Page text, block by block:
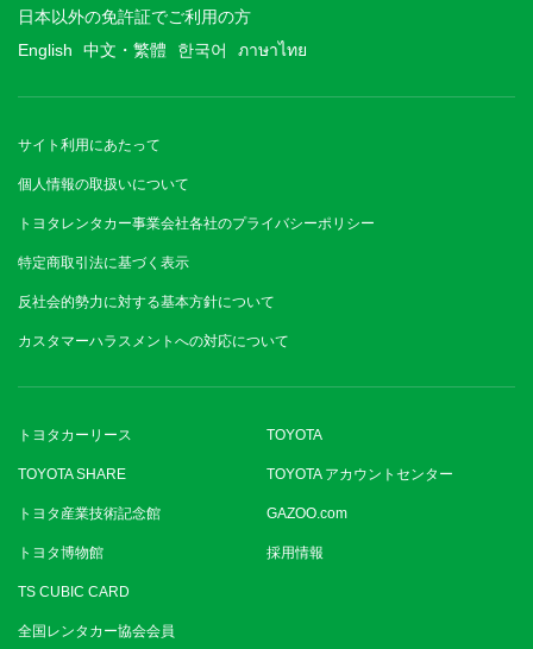
日本以外の免許証でご利用の方
English
中文・繁體 한국어 ภาษาไทย
サイト利用にあたって
個人情報の取扱いについて
トヨタレンタカー事業会社各社のプライバシーポリシー
特定商取引法に基づく表示
反社会的勢力に対する基本方針について
カスタマーハラスメントへの対応について
トヨタカーリース TOYOTA
TOYOTA SHARE TOYOTA アカウントセンター
トヨタ産業技術記念館 GAZOO.com
トヨタ博物館 採用情報
TS CUBIC CARD
全国レンタカー協会会員